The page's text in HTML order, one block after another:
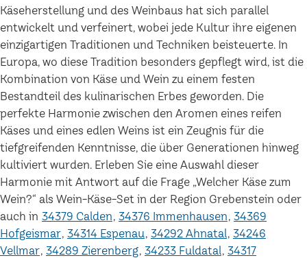
Käseherstellung und des Weinbaus hat sich parallel
entwickelt und verfeinert, wobei jede Kultur ihre eigenen
einzigartigen Traditionen und Techniken beisteuerte. In
Europa, wo diese Tradition besonders gepflegt wird, ist die
Kombination von Käse und Wein zu einem festen
Bestandteil des kulinarischen Erbes geworden. Die
perfekte Harmonie zwischen den Aromen eines reifen
Käses und eines edlen Weins ist ein Zeugnis für die
tiefgreifenden Kenntnisse, die über Generationen hinweg
kultiviert wurden. Erleben Sie eine Auswahl dieser
Harmonie mit Antwort auf die Frage „Welcher Käse zum
Wein?“ als Wein-Käse-Set in der Region Grebenstein oder
auch in 34379 Calden 34376 Immenhausen 34369
Hofgeismar 34314 Espenau 34292 Ahnatal 34246
Vellmar 34289 Zierenberg 34233 Fuldatal 34317